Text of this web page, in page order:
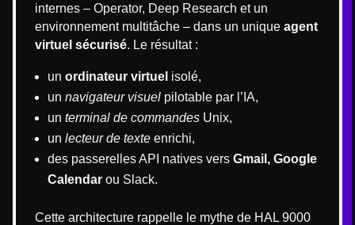
internes – Operator, Deep Research et un
environnement multitâche – dans un unique agent
virtuel sécurisé. Le résultat :
un ordinateur virtuel isolé,
un navigateur visuel pilotable par l’IA,
un terminal de commandes Unix,
un lecteur de texte enrichi,
des passerelles API natives vers Gmail, Google
Calendar ou Slack.
Cette architecture rappelle le mythe de HAL 9000